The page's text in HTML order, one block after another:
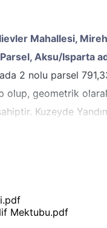
Mahallesi,
Aksu/Isparta
2 nolu parsel
olup, geometrik
Kuzeyde
aynı ada 3 parsele,
m ve derinliği yaklaşık
olarak eğimli bir
bulunan imar
Mektubu.pdf